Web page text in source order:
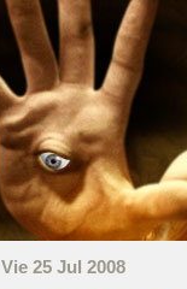
Vie 25 Jul 2008